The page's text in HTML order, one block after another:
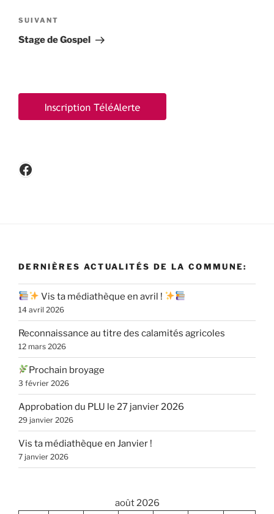
Article
suivant
SUIVANT
Stage de Gospel
Facebook
DERNIÈRES ACTUALITÉS DE LA COMMUNE:
Vis ta médiathèque en avril !
14 avril 2026
Reconnaissance au titre des calamités agricoles
12 mars 2026
Prochain broyage
3 février 2026
Approbation du PLU le 27 janvier 2026
29 janvier 2026
Vis ta médiathèque en Janvier !
7 janvier 2026
août 2026